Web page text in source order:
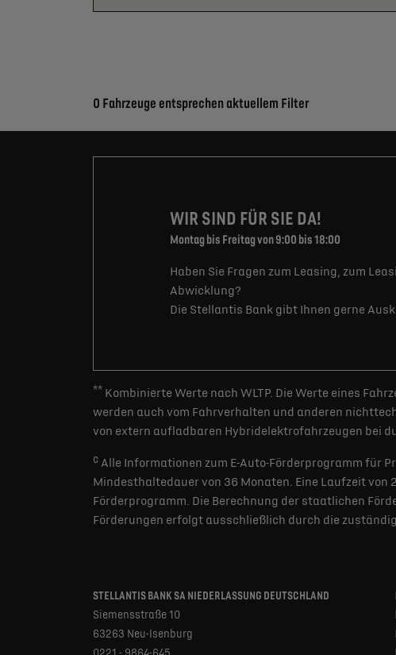
Suchergebnisse
0 Fahrzeuge entsprechen aktuellem Filter
WIR SIND FÜR SIE DA!
Montag bis Freitag von 9:00 bis 18:00
Haben Sie Fragen zum Leasing, zum
Abwicklung?
Die Stellantis Bank gibt Ihnen gerne
** Kombinierte Werte nach WLTP. Die Werte eines
werden auch vom Fahrverhalten und anderen
von extern aufladbaren Hybridelektrofahrzeugen bei
c Alle Informationen zum E-Auto-Förderprogramm für
Mindesthaltedauer von 36 Monaten. Eine Laufzeit
Förderprogramm. Die Berechnung der staatlichen
Förderungen erfolgt ausschließlich durch die
STELLANTIS BANK SA NIEDERLASSUNG DEUTSCHLAND
Siemensstraße 10
63263 Neu-Isenburg